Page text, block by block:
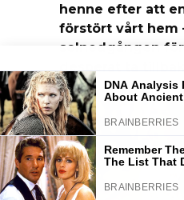
henne efter att
förstört vårt hem
solnedgången